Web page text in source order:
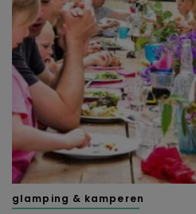
glamping & kamperen